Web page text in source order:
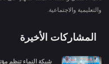
والتعليمية والاجتماعية.
المشاركات الأخيرة
شبكة النماء تنظم